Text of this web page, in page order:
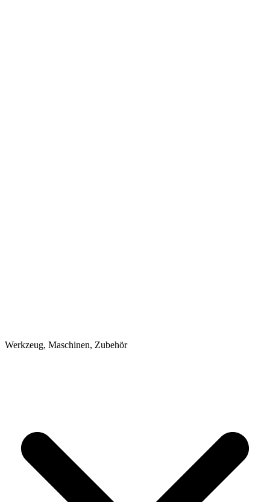
Werkzeug, Maschinen, Zubehör